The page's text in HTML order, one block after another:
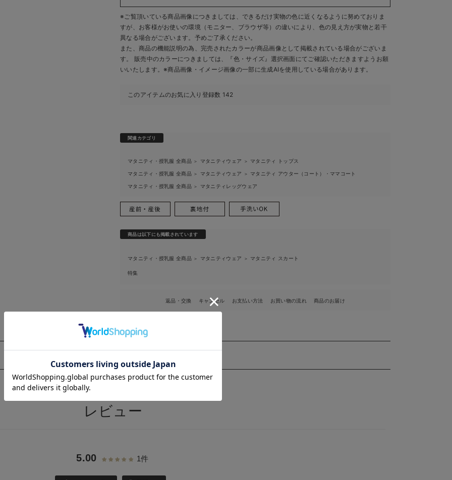
※ご覧頂いている商品画像につきましては、できるだけ実物の色に近くなるように努めておりま
すが、 お客様がお使いの環境（モニター、ブラウザ等）の違いにより、色の見え方が実物と若干
異なる場合がございます。予めご了承ください。
また、商品の機能説明の為、完売されたカラーが商品画像として掲載されている場合がございま
す。 販売中のカラーにつきましては、『色・サイズ』選択画面にてご確認いただきますようお願
いいたします。 ※商品画像・イメージ画像の一部に生成AIを使用している場合があります。
このアイテムのお気に入り登録数 142
関連カテゴリ
マタニティ・授乳服 全商品 ＞ マタニティウェア ＞ マタニティ トップス
マタニティ・授乳服 全商品 ＞ マタニティウェア ＞ マタニティ アウター（コート）・ママコート
マタニティ・授乳服 全商品 ＞ マタニティレッグウェア
商品は以下にも掲載されています
マタニティ・授乳服 全商品 ＞ マタニティウェア ＞ マタニティ スカート
特集
返品・交換 キャンセル お支払い方法 お買い物の流れ 商品のお届け
レビュー
5.00 1件
お気に入り商品を確認する